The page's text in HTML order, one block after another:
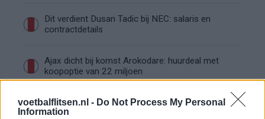
voetbalflitsen.nl - Do Not Process My Personal
Information
Dit verdient Dusan Tadic bij NEC: salaris en
contractdetails
Ajax dicht bij komst Arokodare: huurdeal met
koopoptie van 22 miljoen
Ajax helpt Burnley uit de brand met afgeknipte
sokken na blunder met tenues